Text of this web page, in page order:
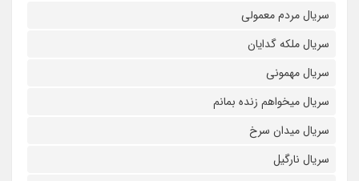
سریال مردم معمولی
سریال ملکه گدایان
سریال مهمونی
سریال میخواهم زنده بمانم
سریال میدان سرخ
سریال نارگیل